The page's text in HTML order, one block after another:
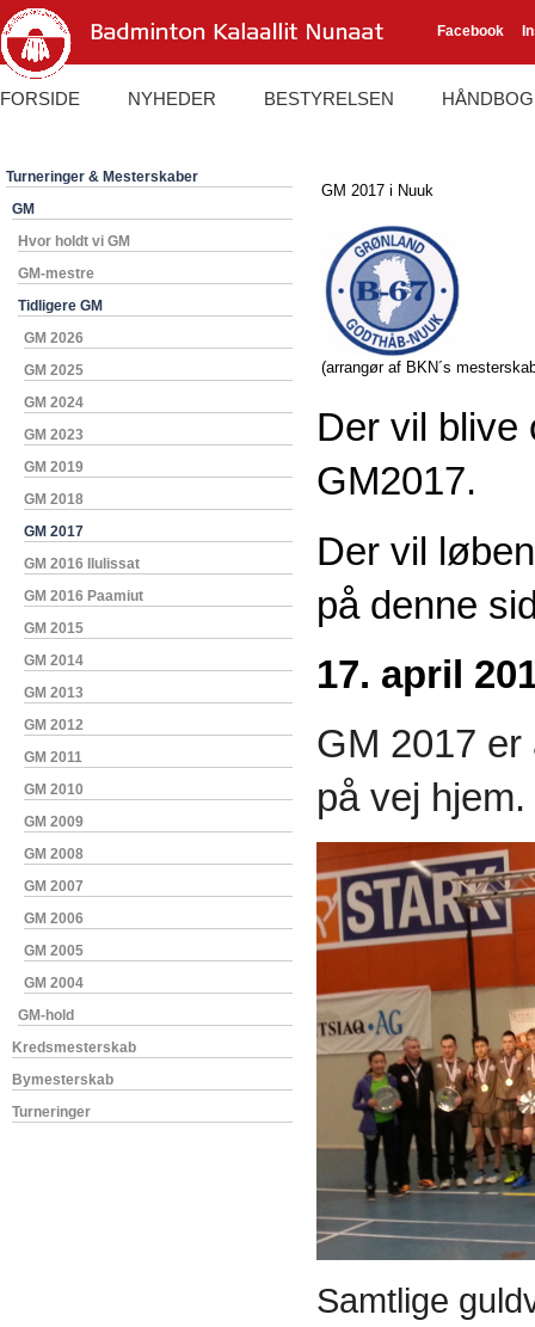
Facebook
FORSIDE NYHEDER BESTYRELSEN HÅNDBOG
Turneringer & Mesterskaber
GM
Hvor holdt vi GM
GM-mestre
Tidligere GM
GM 2026
GM 2025
GM 2024
GM 2023
GM 2019
GM 2018
GM 2017
GM 2016 Ilulissat
GM 2016 Paamiut
GM 2015
GM 2014
GM 2013
GM 2012
GM 2011
GM 2010
GM 2009
GM 2008
GM 2007
GM 2006
GM 2005
GM 2004
GM-hold
Kredsmesterskab
Bymesterskab
Turneringer
GM 2017 i Nuuk
(arrangør af BKN´s
Der vil blive
GM2017.
Der vil
på denne
17. april
GM 2017
på vej hjem.
Samtlige